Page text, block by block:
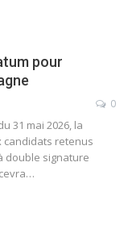
pour
0
31 mai 2026, la
candidats retenus
double signature